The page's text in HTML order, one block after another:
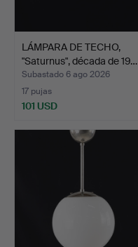
LÁMPARA DE TECHO,
"Saturnus", década de 19…
Subastado 6 ago 2026
17 pujas
101 USD